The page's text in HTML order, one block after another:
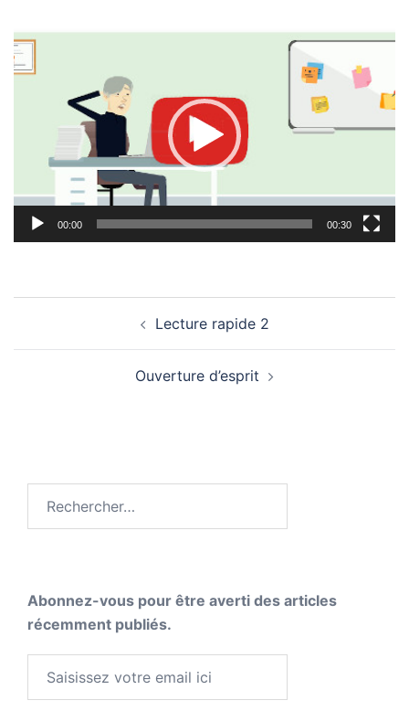
Lecteur
vidéo
00:00 00:30
Lecture rapide 2
Ouverture d’esprit
Abonnez-vous pour être averti des articles
récemment publiés.